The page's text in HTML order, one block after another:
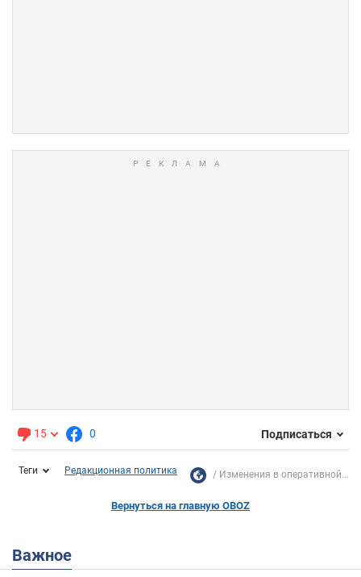
15 0 Подписаться
Теги Редакционная политика Изменения в оперативной...
Вернуться на главную OBOZ
Важное